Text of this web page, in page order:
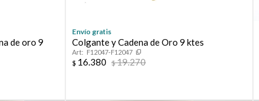
de oro 9
Envío gratis
Colgante y Cadena de Oro 9 ktes
F12047-F12047
$ 16.380 $19.270